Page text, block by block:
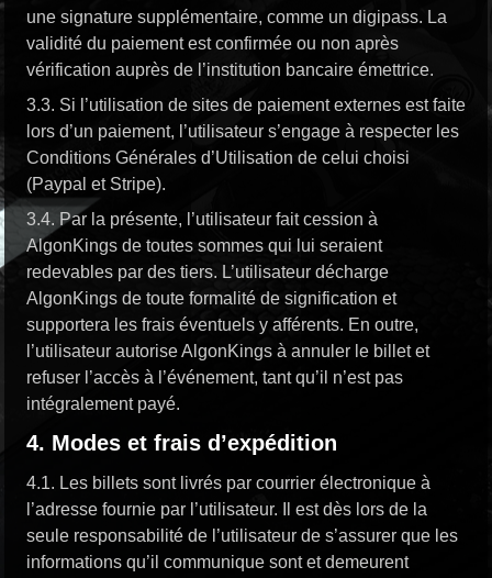
une signature supplémentaire, comme un digipass. La
validité du paiement est confirmée ou non après
vérification auprès de l’institution bancaire émettrice.
3.3. Si l’utilisation de sites de paiement externes est faite
lors d’un paiement, l’utilisateur s’engage à respecter les
Conditions Générales d’Utilisation de celui choisi
(Paypal et Stripe).
3.4. Par la présente, l’utilisateur fait cession à
AlgonKings de toutes sommes qui lui seraient
redevables par des tiers. L’utilisateur décharge
AlgonKings de toute formalité de signification et
supportera les frais éventuels y afférents. En outre,
l’utilisateur autorise AlgonKings à annuler le billet et
refuser l’accès à l’événement, tant qu’il n’est pas
intégralement payé.
4. Modes et frais d’expédition
4.1. Les billets sont livrés par courrier électronique à
l’adresse fournie par l’utilisateur. Il est dès lors de la
seule responsabilité de l’utilisateur de s’assurer que les
informations qu’il communique sont et demeurent